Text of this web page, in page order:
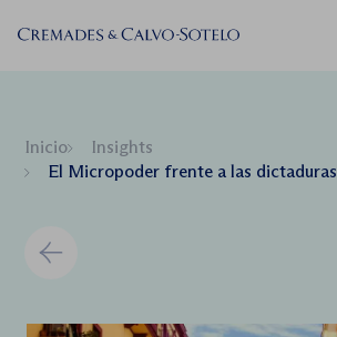
Inicio
Insights
El Micropoder frente a las dictaduras